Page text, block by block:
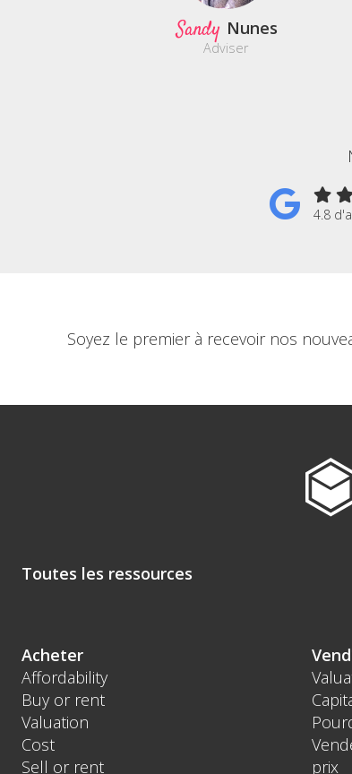
Sandy Nunes
Adviser
4.8
Soyez le premier à recevoir nos
Toutes les ressources
Acheter
Affordability
Buy or rent
Valuation
Cost
Sell or rent
prix